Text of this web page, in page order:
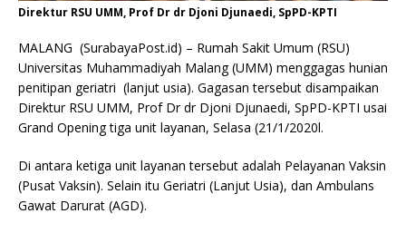
Direktur RSU UMM, Prof Dr dr Djoni Djunaedi, SpPD-KPTI
MALANG (SurabayaPost.id) – Rumah Sakit Umum (RSU)
Universitas Muhammadiyah Malang (UMM) menggagas hunian
penitipan geriatri (lanjut usia). Gagasan tersebut disampaikan
Direktur RSU UMM, Prof Dr dr Djoni Djunaedi, SpPD-KPTI usai
Grand Opening tiga unit layanan, Selasa (21/1/2020l.
Di antara ketiga unit layanan tersebut adalah Pelayanan Vaksin
(Pusat Vaksin). Selain itu Geriatri (Lanjut Usia), dan Ambulans
Gawat Darurat (AGD).